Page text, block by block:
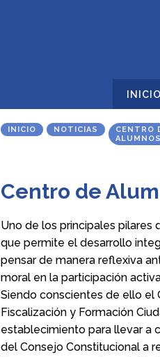
INICIO
INICIO NOTICIAS
CENTRO
ALUMNOS
Centro de
Uno de los principales pilares
que permite el desarrollo
pensar de manera reflexiva
moral en la participación
Siendo conscientes de ello el
Fiscalización y Formación
establecimiento para llevar a
del Consejo Constitucional a